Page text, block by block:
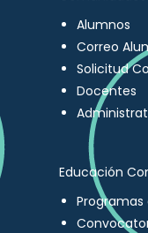
Alumnos
Correo
Solicitud
Docentes
Educación